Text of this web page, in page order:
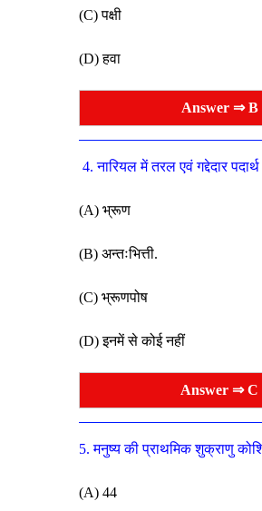
(C) पक्षी
(D) हवा
Answer ⇒ B
4. नारियल में तरल एवं गद्देदार पदार्थ
(A) भ्रूण
(B) अन्तःभित्ती.
(C) भ्रूणपोष
(D) इनमें से कोई नहीं
Answer ⇒ C
5. मनुष्य की प्राथमिक शुक्राणु
(A) 44